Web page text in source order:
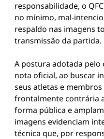
responsabilidade, o
no mínimo, mal-
respaldo nas imagens
transmissão da partida.
A postura adotada pelo
nota oficial, ao buscar
seus atletas e
frontalmente contrária
forma pública e
imagens evidenciam
técnica que, por